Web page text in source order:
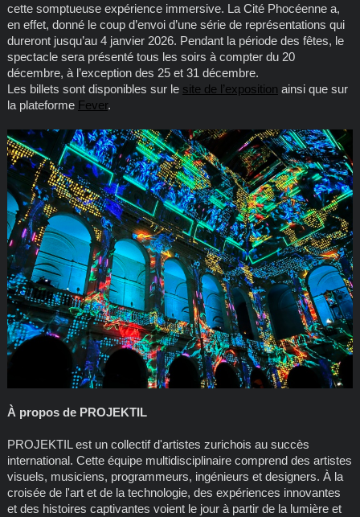
cette somptueuse expérience immersive. La Cité Phocéenne a,
en effet, donné le coup d’envoi d’une série de représentations qui
dureront jusqu’au 4 janvier 2026. Pendant la période des fêtes, le
spectacle sera présenté tous les soirs à compter du 20
décembre, à l’exception des 25 et 31 décembre.
Les billets sont disponibles sur le site de l’exposition ainsi que sur
la plateforme Fever.
À propos de PROJEKTIL
PROJEKTIL est un collectif d'artistes zurichois au succès
international. Cette équipe multidisciplinaire comprend des artistes
visuels, musiciens, programmeurs, ingénieurs et designers. À la
croisée de l'art et de la technologie, des expériences innovantes
et des histoires captivantes voient le jour à partir de la lumière et